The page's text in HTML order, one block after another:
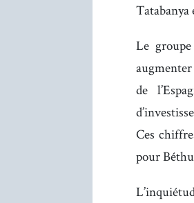
Le
augmenter
de
Ces
pour